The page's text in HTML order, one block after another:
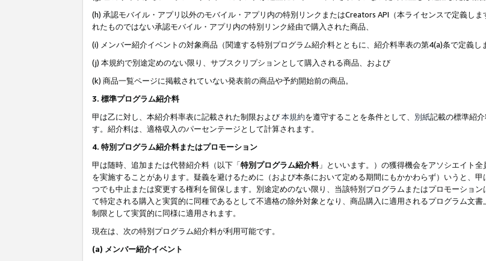
(h) 承認モバイル・アプリ以外のモバイル・アプリ内の特別リンクまたはCreators API（本ライセンスで定義し
れたものではない承認モバイル・アプリ内の特別リンク経由で購入された商品、
(i) メンバー紹介イベントの対象商品（関連する特別プログラム紹介料とともに、紹介料率表の第4(a)条で定義し
(j) 本規約で別途定めのない限り、サブスクリプションとして購入される商品、および
(k) 商品一覧ページに掲載されていない発表前の商品や予約開始前の商品。
3. 標準プログラム紹介料
甲は乙に対し、本紹介料率表に記載された制限および本規約を遵守することを条件として、 別紙記載の標準紹
す。紹介料は、適格収入のパーセンテージとして計算されます。
4. 特別プログラム紹介料またはプロモーション
甲は随時、追加または代替紹介料（以下「特別プログラム紹介料」といいます。）の獲得機会をアソシエイト
を実施することがあります。疑義を避けるために（および本条において定める期間にもかかわらず）いうと、
つでも中止または変更する権利を留保します。別途定めのない限り、当該特別プログラムまたはプロモーショ
て特定される購入と実質的に同種であるとして不適格の除外対象となり、商品購入に適用されるプログラム文
制限として実質的に同様に適用されます。
現在は、次の特別プログラム紹介料が利用可能です。
(a) メンバー紹介イベント